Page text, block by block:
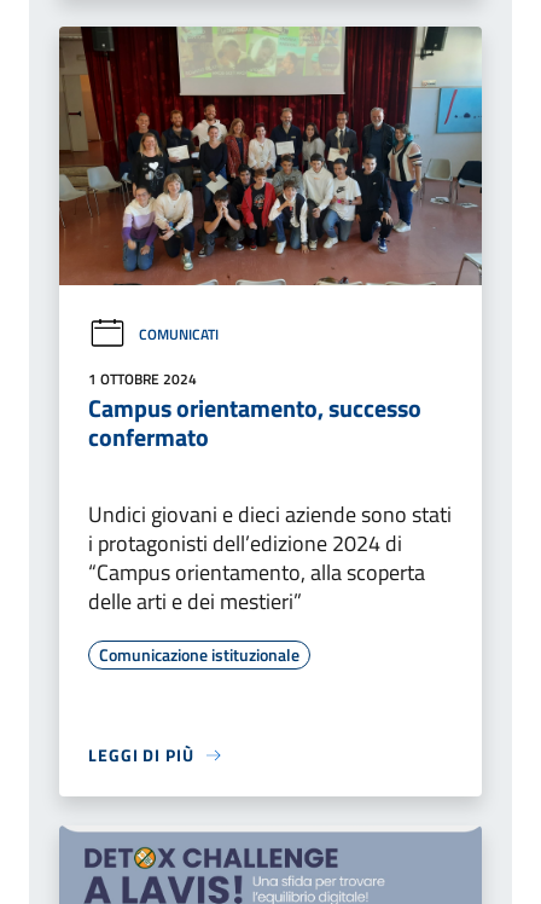
COMUNICATI
1 OTTOBRE 2024
Campus orientamento, successo
confermato
Undici giovani e dieci aziende sono stati
i protagonisti dell’edizione 2024 di
“Campus orientamento, alla scoperta
delle arti e dei mestieri”
Comunicazione istituzionale
LEGGI DI PIÙ